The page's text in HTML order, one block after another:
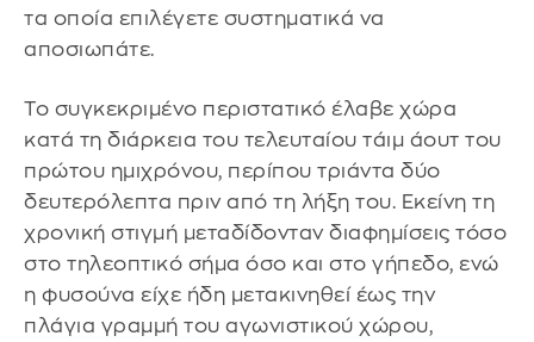
τα οποία επιλέγετε συστηματικά να
αποσιωπάτε.
Το συγκεκριμένο περιστατικό έλαβε χώρα
κατά τη διάρκεια του τελευταίου τάιμ άουτ του
πρώτου ημιχρόνου, περίπου τριάντα δύο
δευτερόλεπτα πριν από τη λήξη του. Εκείνη τη
χρονική στιγμή μεταδίδονταν διαφημίσεις τόσο
στο τηλεοπτικό σήμα όσο και στο γήπεδο, ενώ
η φυσούνα είχε ήδη μετακινηθεί έως την
πλάγια γραμμή του αγωνιστικού χώρου,